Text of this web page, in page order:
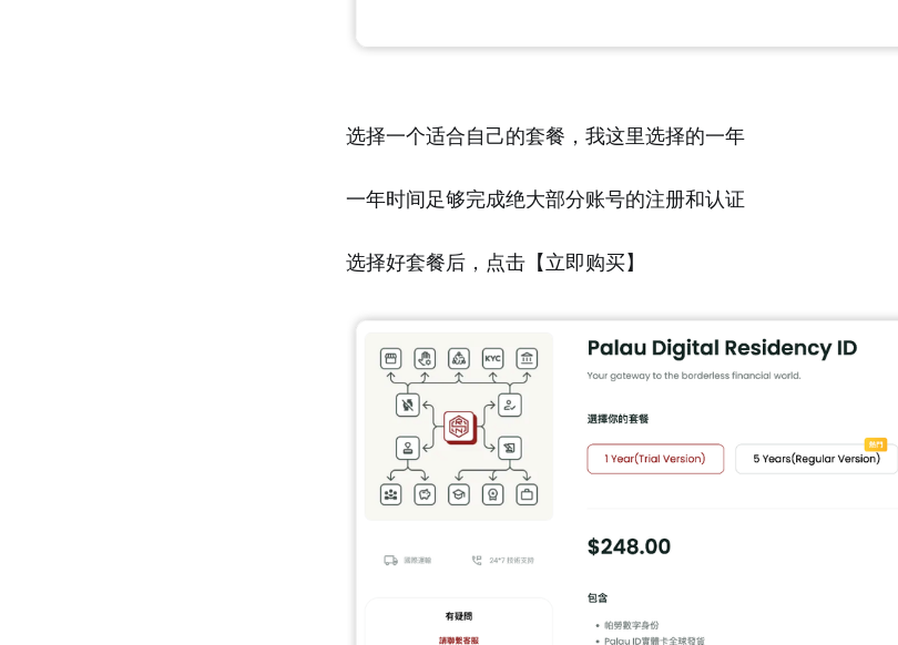
选择一个适合自己的套餐，我这里选择的一年
一年时间足够完成绝大部分账号的注册和认证
选择好套餐后，点击【立即购买】